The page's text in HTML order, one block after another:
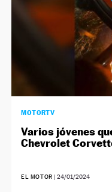
MOTORTV
Varios jóvenes
Chevrolet
EL MOTOR | 24/01/2024